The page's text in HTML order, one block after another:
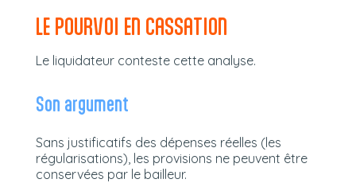
LE POURVOI EN CASSATION
Le liquidateur conteste cette analyse.
Son argument
Sans justificatifs des dépenses réelles (les
régularisations), les provisions ne peuvent être
conservées par le bailleur.